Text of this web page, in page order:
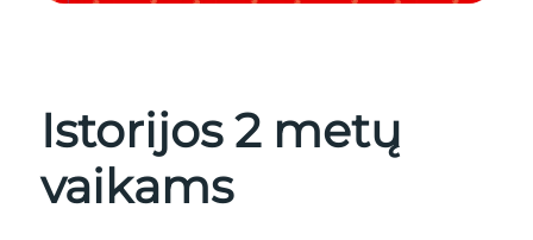
Istorijos 2 metų
vaikams